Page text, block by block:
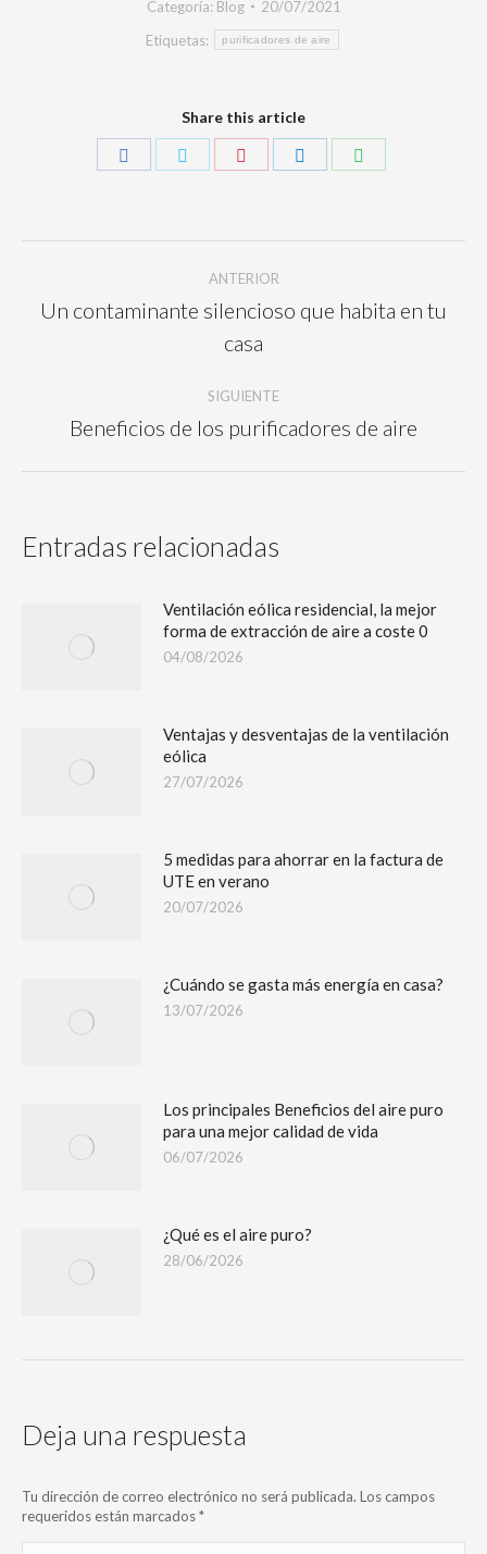
Categoría: Blog
20/07/2021
Etiquetas:
purificadores de aire
Share this article
ANTERIOR
Un contaminante silencioso que habita en tu
casa
SIGUIENTE
Beneficios de los purificadores de aire
Entradas relacionadas
Ventilación eólica residencial, la mejor
forma de extracción de aire a coste 0
04/08/2026
Ventajas y desventajas de la ventilación
eólica
27/07/2026
5 medidas para ahorrar en la factura de
UTE en verano
20/07/2026
¿Cuándo se gasta más energía en casa?
13/07/2026
Los principales Beneficios del aire puro
para una mejor calidad de vida
06/07/2026
¿Qué es el aire puro?
28/06/2026
Deja una respuesta
Tu dirección de correo electrónico no será publicada. Los campos
requeridos están marcados*